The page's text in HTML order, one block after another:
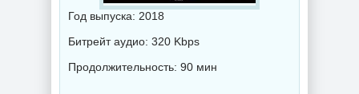
Год выпуска: 2018
Битрейт аудио: 320 Kbps
Продолжительность: 90 мин